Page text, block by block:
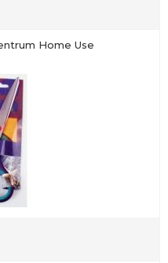
Home Use